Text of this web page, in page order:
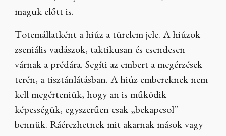
maguk előtt is.
Totemállatként a hiúz a türelem jele. A hiúzok
zseniális vadászok, taktikusan és csendesen
várnak a prédára. Segíti az embert a megérzések
terén, a tisztánlátásban. A hiúz embereknek nem
kell megérteniük, hogy an is működik
képességük, egyszerűen csak „bekapcsol”
bennük. Ráérezhetnek mit akarnak mások vagy